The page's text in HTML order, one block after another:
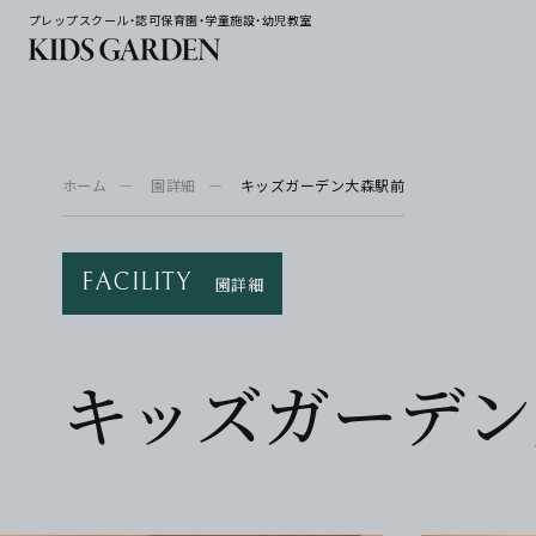
プレップスクール・認可保育園・学童施設・幼児教室
ホーム 園詳細 キッズガーデン大森駅前
FACILITY 園詳細
キッズガーデ